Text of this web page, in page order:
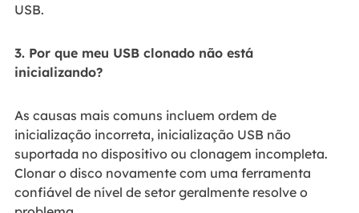
USB.
3. Por que meu USB clonado não está
inicializando?
As causas mais comuns incluem ordem de
inicialização incorreta, inicialização USB não
suportada no dispositivo ou clonagem incompleta.
Clonar o disco novamente com uma ferramenta
confiável de nível de setor geralmente resolve o